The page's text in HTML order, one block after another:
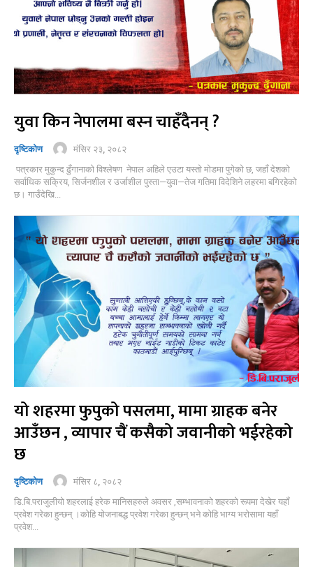
युवा किन नेपालमा बस्न चाहँदैनन् ?
दृष्टिकोण
मंसिर २३, २०८२
पत्रकार मुकुन्द ढुँगानाको विश्लेषण नेपाल अहिले एउटा यस्तो मोडमा पुगेको छ, जहाँ देशको
सर्वाधिक सक्रिय, सिर्जनशील र उर्जाशील पुस्ता—युवा—तेज गतिमा विदेशिने लहरमा बगिरहेको
छ। गाउँदेखि...
यो शहरमा फुपुको पसलमा, मामा ग्राहक बनेर
आउँछन , व्यापार चैं कसैको जवानीको भईरहेको
छ
दृष्टिकोण
मंसिर ८, २०८२
डि.बि.पराजुलीयो शहरलाई हरेक मानिसहरुले अवसर ,सम्भावनाको शहरको रूपमा देखेर यहाँ
प्रवेश गरेका हुन्छन् ।कोहि योजनाबद्ध प्रवेश गरेका हुन्छन् भने कोहि भाग्य भरोसामा यहाँ
प्रवेश...